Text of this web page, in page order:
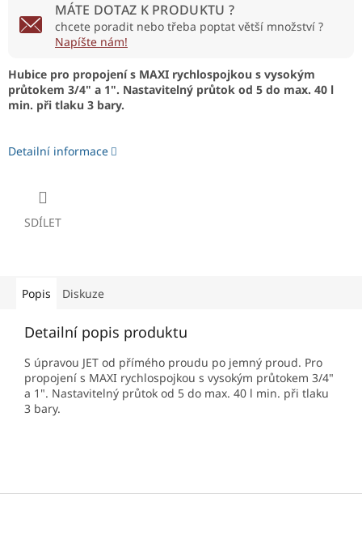
MÁTE DOTAZ K PRODUKTU ?
chcete poradit nebo třeba poptat větší množství ?
Napíšte nám!
Hubice pro propojení s MAXI rychlospojkou s vysokým
průtokem 3/4" a 1". Nastavitelný průtok od 5 do max. 40 l
min. při tlaku 3 bary.
Detailní informace
SDÍLET
Popis Diskuze
Detailní popis produktu
S úpravou JET od přímého proudu po jemný proud. Pro
propojení s MAXI rychlospojkou s vysokým průtokem 3/4"
a 1". Nastavitelný průtok od 5 do max. 40 l min. při tlaku
3 bary.
Z